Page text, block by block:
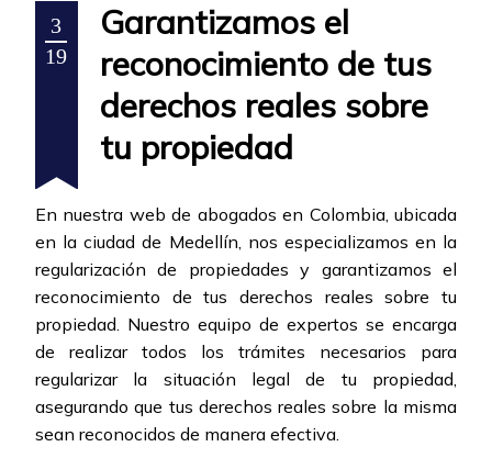
3
19
Garantizamos el
reconocimiento de tus
derechos reales sobre
tu propiedad
En nuestra web de abogados en Colombia, ubicada
en la ciudad de Medellín, nos especializamos en la
regularización de propiedades y garantizamos el
reconocimiento de tus derechos reales sobre tu
propiedad. Nuestro equipo de expertos se encarga
de realizar todos los trámites necesarios para
regularizar la situación legal de tu propiedad,
asegurando que tus derechos reales sobre la misma
sean reconocidos de manera efectiva.